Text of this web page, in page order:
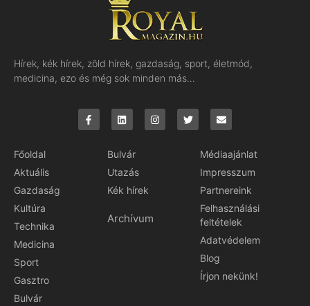
Hírek, kék hírek, zöld hírek, gazdaság, sport, életmód,
medicina, ezo és még sok minden más…
Főoldal
Aktuális
Gazdaság
Kultúra
Technika
Medicina
Sport
Gasztro
Bulvár
Bulvár
Utazás
Kék hírek
Archívum
Médiaajánlat
Impresszum
Partnereink
Felhasználási
feltételek
Adatvédelem
Blog
Írjon nekünk!